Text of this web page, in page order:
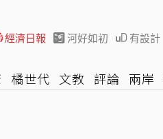
經濟日報 河好如初 有設計
橘世代 文教 評論 兩岸